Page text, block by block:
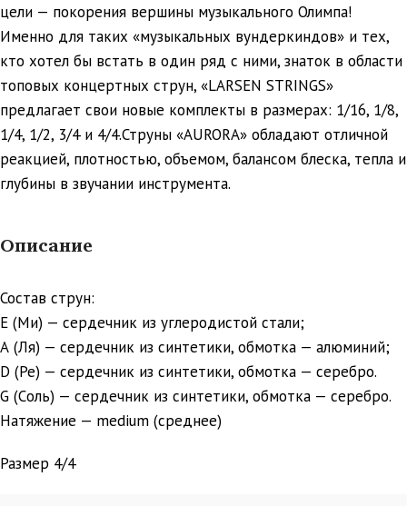
цели — покорения вершины музыкального Олимпа!
Именно для таких «музыкальных вундеркиндов» и тех,
кто хотел бы встать в один ряд с ними, знаток в области
топовых концертных струн, «LARSEN STRINGS»
предлагает свои новые комплекты в размерах: 1/16, 1/8,
1/4, 1/2, 3/4 и 4/4.Струны «AURORA» обладают отличной
реакцией, плотностью, объемом, балансом блеска, тепла и
глубины в звучании инструмента.
Описание
Состав струн:
E (Ми) — сердечник из углеродистой стали;
А (Ля) — сердечник из синтетики, обмотка — алюминий;
D (Ре) — сердечник из синтетики, обмотка — серебро.
G (Cоль) — сердечник из синтетики, обмотка — серебро.
Натяжение — medium (среднее)
Размер 4/4